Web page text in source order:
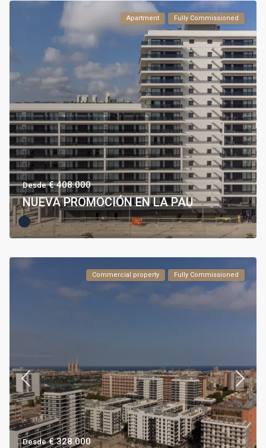
Apartment Fully Commissioned
Desde€ 408.000
NUEVA PROMOCIÓN EN LA PAU
Commercial property Fully Commissioned
Desde€ 328.000